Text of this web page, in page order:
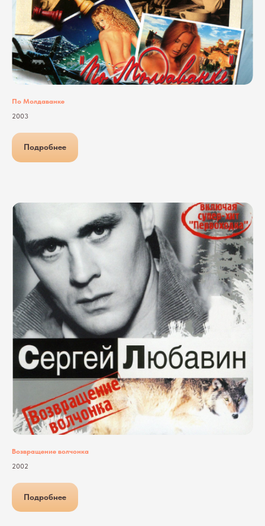
По Молдаванке
2003
Подробнее
Возвращение волчонка
2002
Подробнее